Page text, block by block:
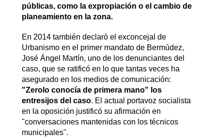
públicas, como la expropiación o el cambio de
planeamiento en la zona.
En 2014 también declaró el exconcejal de
Urbanismo en el primer mandato de Bermúdez,
José Ángel Martín, uno de los denunciantes del
caso, que se ratificó en lo que tantas veces ha
asegurado en los medios de comunicación:
"Zerolo conocía de primera mano" los
entresijos del caso. El actual portavoz socialista
en la oposición justificó su afirmación en
"conversaciones mantenidas con los técnicos
municipales".